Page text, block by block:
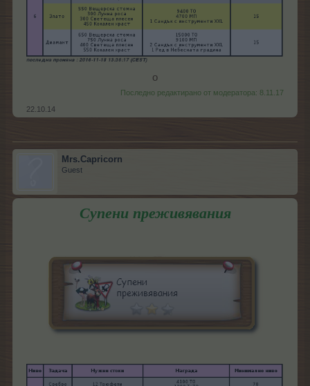
о​
Последно редактирано от модератора: 8.11.17
22.10.14
Mrs.Capricorn
Guest
Супени преживявания